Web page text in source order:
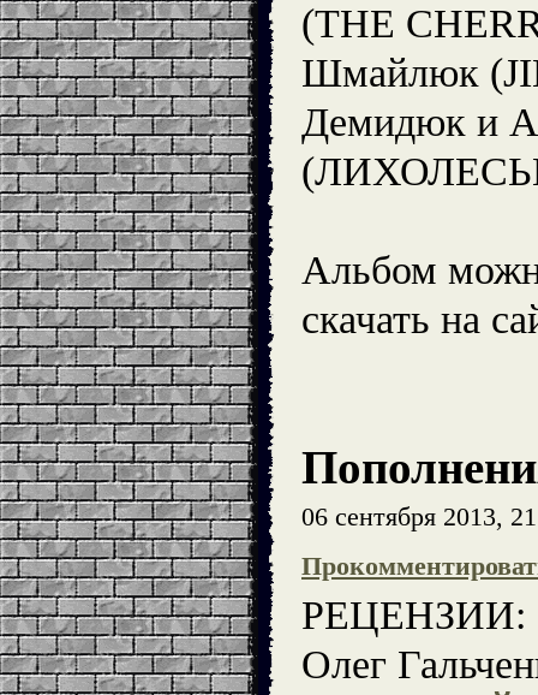
(THE
Шмайлюк
Демидюк и
Альбом
скачать на
06 сентября 2013,
РЕЦЕНЗИИ:
Олег